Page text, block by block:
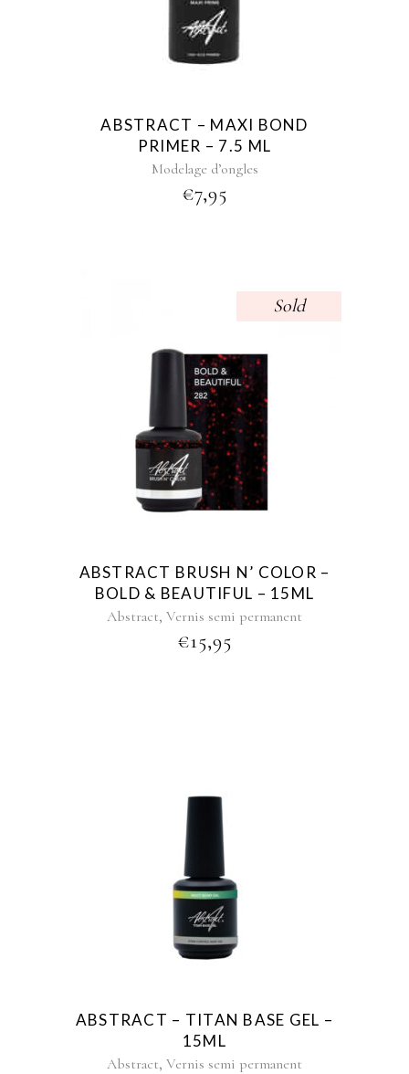
ABSTRACT – MAXI BOND
PRIMER – 7.5 ML
Modelage d’ongles
€7,95
Sold
ABSTRACT BRUSH N’ COLOR –
BOLD & BEAUTIFUL – 15ML
Abstract, Vernis semi permanent
€15,95
ABSTRACT – TITAN BASE GEL –
15ML
Abstract, Vernis semi permanent